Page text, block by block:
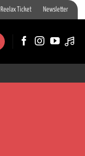
Reelax Ticket Newsletter